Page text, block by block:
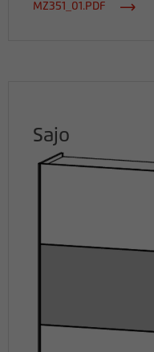
MZ351_01.PDF
Sajo